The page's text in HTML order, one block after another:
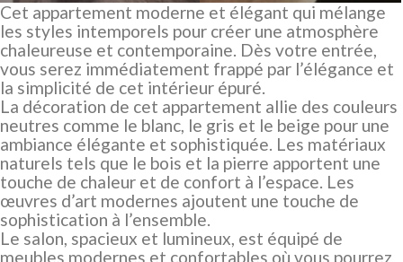
Cet appartement moderne et élégant qui mélange
les styles intemporels pour créer une atmosphère
chaleureuse et contemporaine. Dès votre entrée,
vous serez immédiatement frappé par l’élégance et
la simplicité de cet intérieur épuré.
La décoration de cet appartement allie des couleurs
neutres comme le blanc, le gris et le beige pour une
ambiance élégante et sophistiquée. Les matériaux
naturels tels que le bois et la pierre apportent une
touche de chaleur et de confort à l’espace. Les
œuvres d’art modernes ajoutent une touche de
sophistication à l’ensemble.
Le salon, spacieux et lumineux, est équipé de
meubles modernes et confortables où vous pourrez